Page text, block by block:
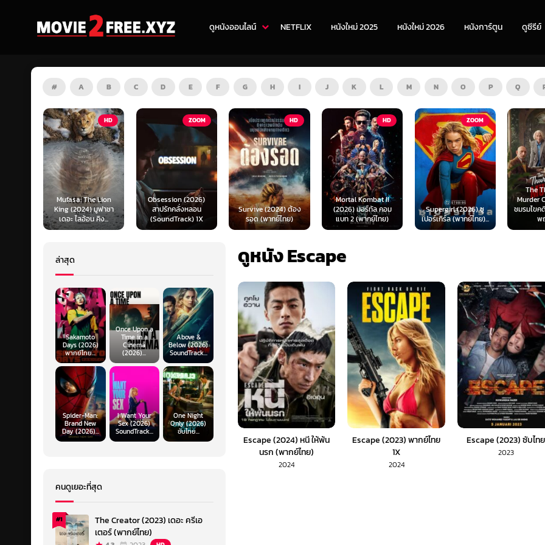
ดูหนังออนไลน์ NETFLIX หนังใหม่ 2025 หนังใหม่ 2026 หนังการ์ตูน ดูซีรีย์
# A B C D E F G H I J K L M N O P Q
HD
Mufasa: The Lion
King (2024) มูฟาซา
เดอะ ไลอ้อน คิง...
Obsession (2026)
สาปรักคลั่งหลอน
(SoundTrack) 1X
HD
Survive (2024) ต้อง
รอด (พากย์ไทย)
Mortal Kombat II
(2026) มอร์ทัล คอม
แบท 2 (พากย์ไทย)
ZOOM
Supergirl (2026) ซู
เปอร์เกิร์ล (พากย์ไทย)...
HD
The Thursday
Murder Club (2025)
ชมรมไขคดีฆาตกรรมวัน
พฤหัส...
ดูหนัง Escape
Escape (2024) หนี ให้พ้น
นรก (พากย์ไทย)
2024
Escape (2023) พากย์ไทย
1X
2024
Escape (2023) ซับไทย
2023
ล่าสุด
Sakamoto
Days (2026)
พากย์ไทย...
Once Upon a
Time in a
Cinema
(2026)...
Above &
Below (2026)
SoundTrack...
Spider-Man:
Brand New
Day (2026)...
I Want Your
Sex (2026)
SoundTrack...
One Night
Only (2026)
ซับไทย...
คนดูเยอะที่สุด
#1
The Creator (2023) เดอะ ครีเอ
เตอร์ (พากย์ไทย)